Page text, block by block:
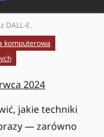
DALL-E.
komputerowa
2024
jakie techniki
— zarówno